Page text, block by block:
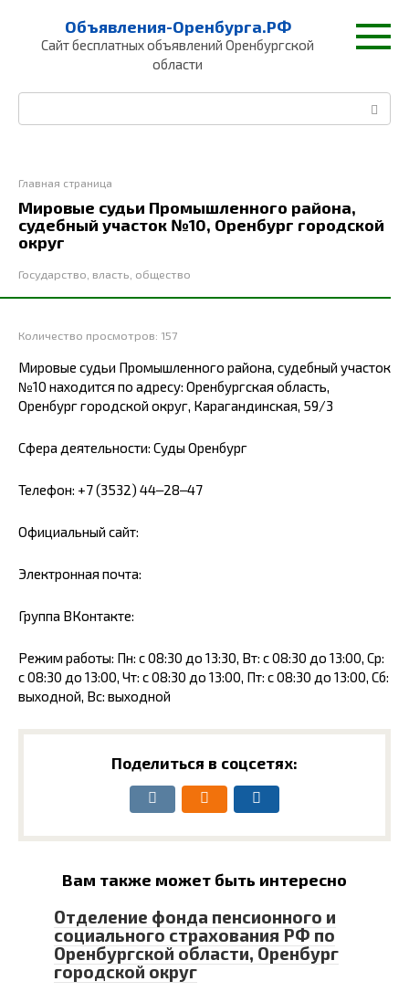
контенту
Объявления-Оренбурга.РФ
Сайт бесплатных объявлений Оренбургской
области
Главная страница
Мировые судьи Промышленного района,
судебный участок №10, Оренбург городской
округ
Государство, власть, общество
Количество просмотров: 157
Мировые судьи Промышленного района, судебный участок
№10 находится по адресу: Оренбургская область,
Оренбург городской округ, Карагандинская, 59/3
Сфера деятельности: Суды Оренбург
Телефон: +7 (3532) 44‒28‒47
Официальный сайт:
Электронная почта:
Группа ВКонтакте:
Режим работы: Пн: с 08:30 до 13:30, Вт: с 08:30 до 13:00, Ср:
с 08:30 до 13:00, Чт: с 08:30 до 13:00, Пт: с 08:30 до 13:00, Сб:
выходной, Вс: выходной
Поделиться в соцсетях:
Вам также может быть интересно
Отделение фонда пенсионного и
социального страхования РФ по
Оренбургской области, Оренбург
городской округ